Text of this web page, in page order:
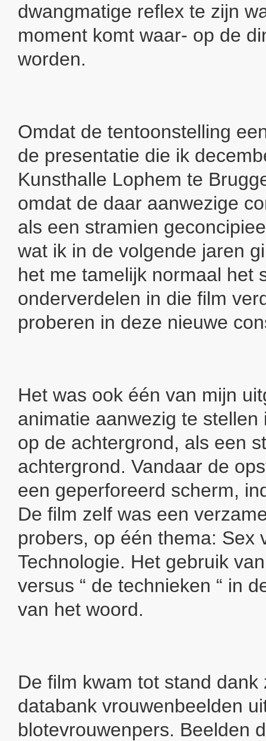
dwangmatige reflex te zijn
moment komt waar- op de
worden.
Omdat de tentoonstelling
de presentatie die ik
Kunsthalle Lophem te
omdat de daar aanwezige
als een stramien
wat ik in de volgende jaren
het me tamelijk normaal het
onderverdelen in die film
proberen in deze nieuwe
Het was ook één van mijn
animatie aanwezig te stellen
op de achtergrond, als een
achtergrond. Vandaar de
een geperforeerd scherm,
De film zelf was een
probers, op één thema: Sex
Technologie. Het gebruik
versus “ de technieken “ in
van het woord.
De film kwam tot stand dank
databank vrouwenbeelden
blotevrouwenpers. Beelden